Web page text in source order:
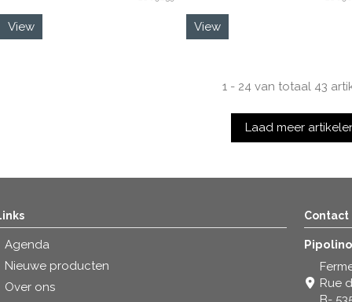
View View
1 - 24 van totaal 43
Laad meer
Agenda
Nieuwe producten
Over ons
Rue